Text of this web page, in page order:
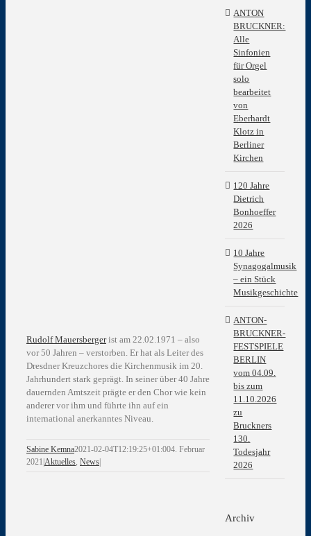
Rudolf Mauersbergerist am 22.02.1971 – also
vor 50 Jahren – verstorben. Er hat als Leiter des
Dresdner Kreuzchores die Kirchenmusik im 20.
Jahrhundert stark geprägt. In seiner über 40 Jahre
dauernden Amtszeit prägte er den Chor wie kein
anderer vor ihm und führte ihn auf ein
international anerkanntes Niveau.
Sabine Kemna2021-02-04T12:19:25+01:004. Februar
2021 |Aktuelles News|
ANTON
BRUCKNER:
Alle
Sinfonien
für Orgel
solo
bearbeitet
von
Eberhardt
Klotz in
Berliner
Kirchen
120 Jahre
Dietrich
Bonhoeffer
2026
10 Jahre
Synagogalmusik
– ein Stück
Musikgeschichte
ANTON-
BRUCKNER-
FESTSPIELE
BERLIN
vom 04.09.
bis zum
11.10.2026
zu
Bruckners
130.
Todesjahr
2026
Archiv